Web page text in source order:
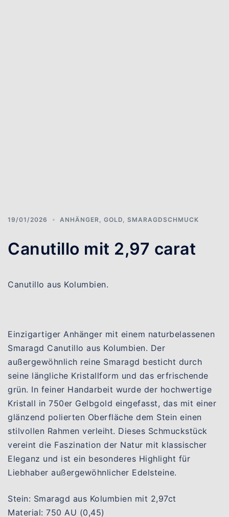
19/01/2026 ANHÄNGER GOLD SMARAGDSCHMUCK
Canutillo mit 2,97 carat
Canutillo aus Kolumbien.
Einzigartiger Anhänger mit einem naturbelassenen
Smaragd Canutillo aus Kolumbien. Der
außergewöhnlich reine Smaragd besticht durch
seine längliche Kristallform und das erfrischende
grün. In feiner Handarbeit wurde der hochwertige
Kristall in 750er Gelbgold eingefasst, das mit einer
glänzend polierten Oberfläche dem Stein einen
stilvollen Rahmen verleiht. Dieses Schmuckstück
vereint die Faszination der Natur mit klassischer
Eleganz und ist ein besonderes Highlight für
Liebhaber außergewöhnlicher Edelsteine.
Stein: Smaragd aus Kolumbien mit 2,97ct
Material: 750 AU (0,45)